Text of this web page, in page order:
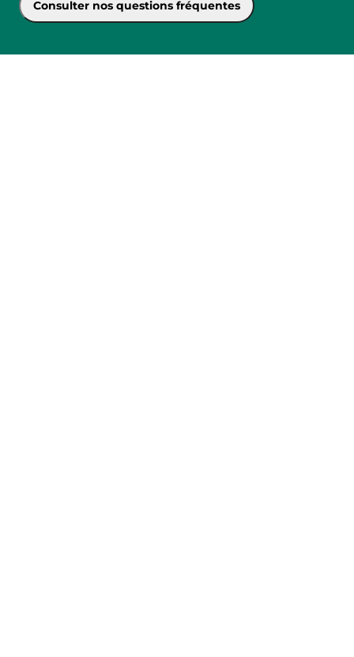
Consulter nos questions fréquentes